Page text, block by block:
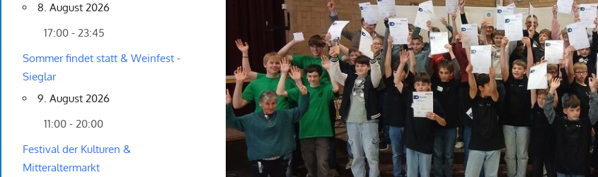
8. August 2026
17:00 - 23:45
Sommer findet statt & Weinfest -
Sieglar
9. August 2026
11:00 - 20:00
Festival der Kulturen &
Mitteraltermarkt